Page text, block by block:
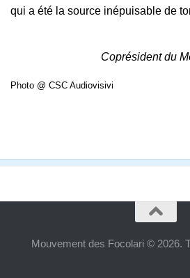
qui a été la source inépuisable de
Coprésident du
Photo @ CSC Audiovisivi
Mouvement des Focolari © 2026.